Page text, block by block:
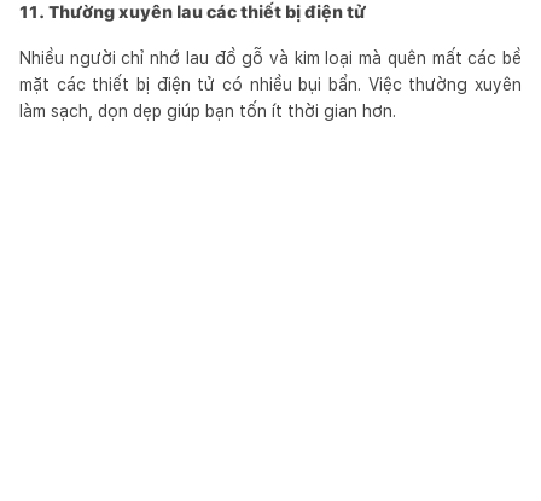
11. Thường xuyên lau các thiết bị điện tử
Nhiều người chỉ nhớ lau đồ gỗ và kim loại mà quên mất các bề
mặt các thiết bị điện tử có nhiều bụi bẩn. Việc thường xuyên
làm sạch, dọn dẹp giúp bạn tốn ít thời gian hơn.